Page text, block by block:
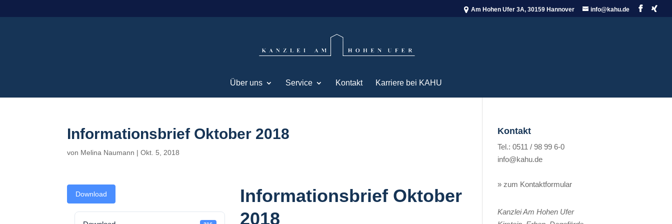
Am Hohen Ufer 3A, 30159 Hannover info@kahu.de
Über uns Service Kontakt Karriere bei KAHU
Informationsbrief Oktober 2018
von Melina Naumann |Okt. 5, 2018
Download
Informationsbrief Oktober
2018
Kontakt
Tel.: 0511 / 98 99 6-0
info@kahu.de
» zum Kontaktformular
Kanzlei Am Hohen Ufer